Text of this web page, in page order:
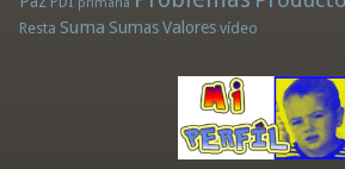
Resta Suma Sumas Valores vídeo